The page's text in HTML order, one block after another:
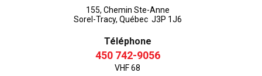
155, Chemin Ste-Anne
Sorel-Tracy, Québec J3P 1J6
Téléphone
450 742-9056
VHF 68